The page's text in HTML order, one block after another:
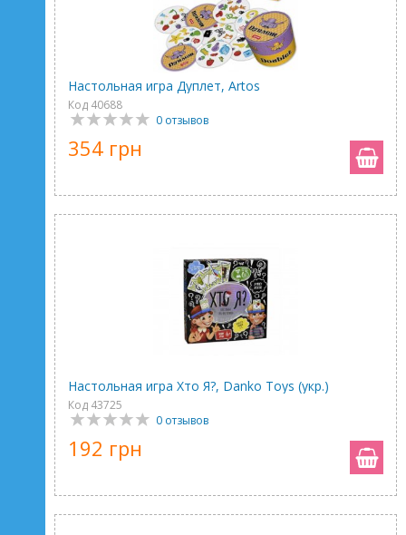
Настольная игра Дуплет, Artos
Код 40688
0 отзывов
354 грн
Настольная игра Хто Я?, Danko Toys (укр.)
Код 43725
0 отзывов
192 грн